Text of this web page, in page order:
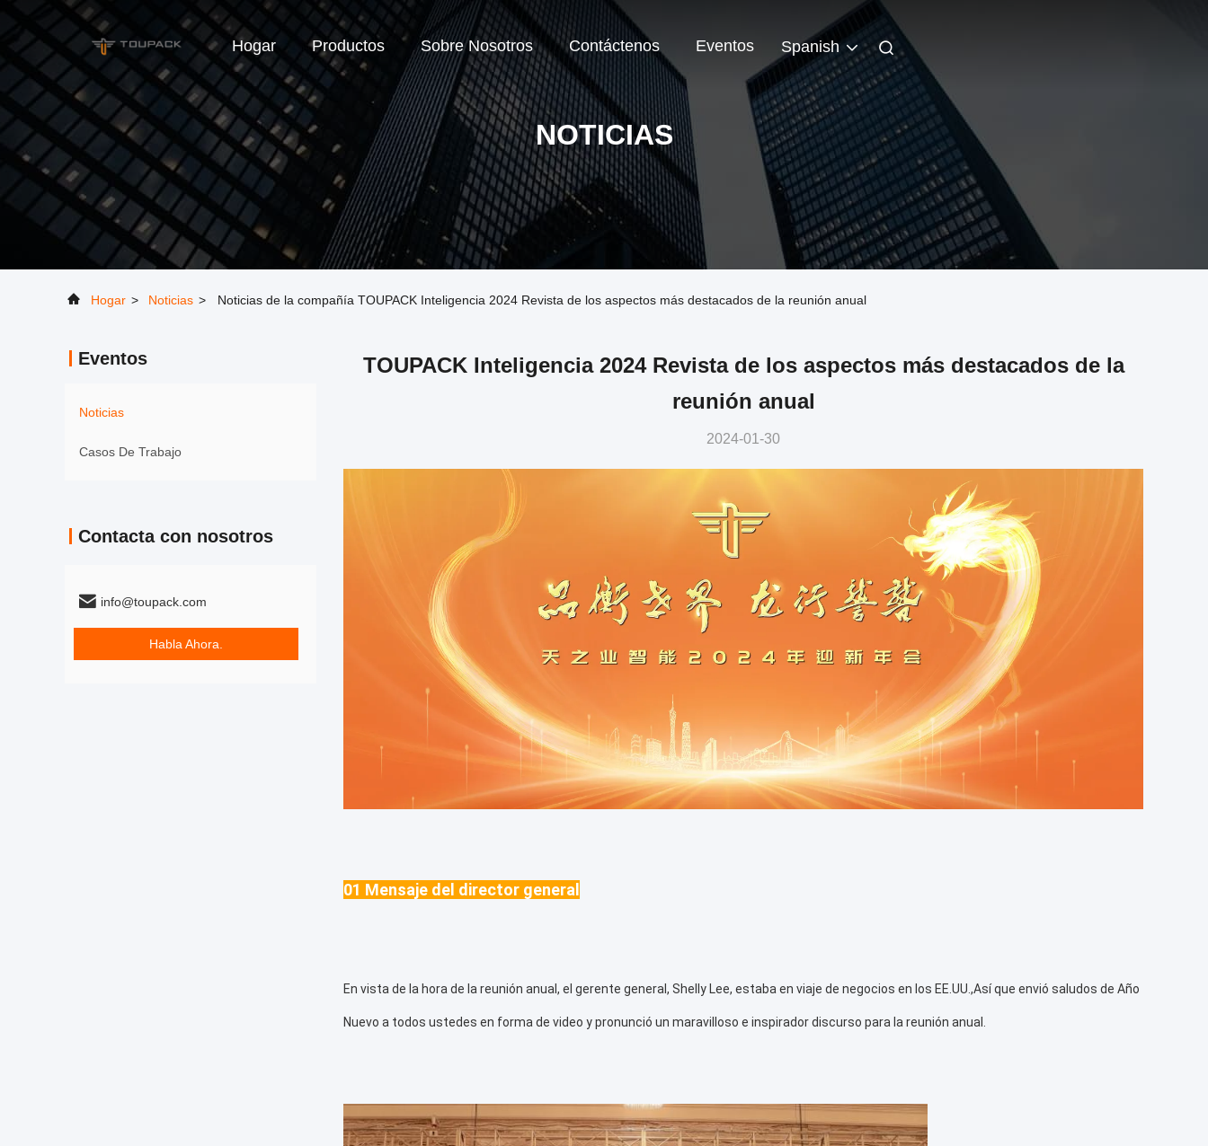
Hogar Productos Sobre Nosotros Contáctenos Eventos Spanish
NOTICIAS
Hogar > Noticias > Noticias de la compañía TOUPACK Inteligencia 2024 Revista de los aspectos más destacados de la reunión anual
Eventos
Noticias
Casos De Trabajo
Contacta con nosotros
info@toupack.com
Habla Ahora.
TOUPACK Inteligencia 2024 Revista de los aspectos más destacados de la
reunión anual
2024-01-30
01 Mensaje del director general
En vista de la hora de la reunión anual, el gerente general, Shelly Lee, estaba en viaje de negocios en los EE.UU.,Así que envió saludos de Año
Nuevo a todos ustedes en forma de video y pronunció un maravilloso e inspirador discurso para la reunión anual.